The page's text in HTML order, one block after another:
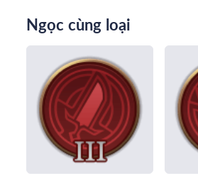
Ngọc cùng loại